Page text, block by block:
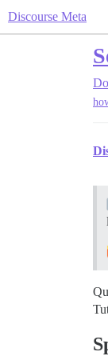
Discourse Meta